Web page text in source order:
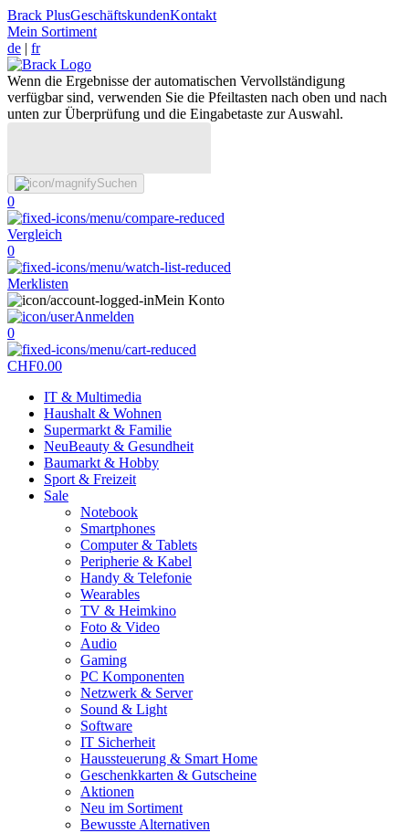
Brack PlusGeschäftskundenKontakt
Mein Sortiment
de | fr
Wenn die Ergebnisse der automatischen Vervollständigung
verfügbar sind, verwenden Sie die Pfeiltasten nach oben und nach
unten zur Überprüfung und die Eingabetaste zur Auswahl.
Suchen
0
Vergleich
0
Merklisten
Mein Konto
Anmelden
0
CHF0.00
IT & Multimedia
Haushalt & Wohnen
Supermarkt & Familie
NeuBeauty & Gesundheit
Baumarkt & Hobby
Sport & Freizeit
Sale
Notebook
Smartphones
Computer & Tablets
Peripherie & Kabel
Handy & Telefonie
Wearables
TV & Heimkino
Foto & Video
Audio
Gaming
PC Komponenten
Netzwerk & Server
Sound & Light
Software
IT Sicherheit
Haussteuerung & Smart Home
Geschenkkarten & Gutscheine
Aktionen
Neu im Sortiment
Bewusste Alternativen